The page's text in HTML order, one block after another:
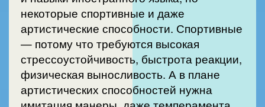
некоторые спортивные и даже
артистические способности. Спортивные
— потому что требуются высокая
стрессоустойчивость, быстрота реакции,
физическая выносливость. А в плане
артистических способностей нужна